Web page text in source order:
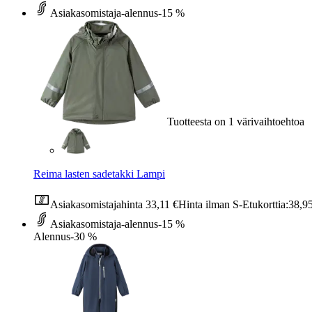
Asiakasomistaja-alennus-15 %
Tuotteesta on 1 värivaihtoehtoa
Reima lasten sadetakki Lampi
Asiakasomistajahinta 33,11 €Hinta ilman S-Etukorttia:
Asiakasomistaja-alennus-15 %
Alennus-30 %